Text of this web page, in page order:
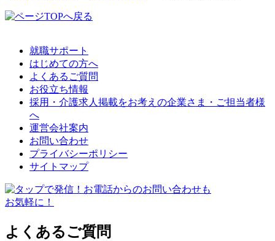
就職サポート
はじめての方へ
よくあるご質問
お役立ち情報
採用・介護求人掲載をお考えの企業さま・ご担当者様
へ
運営会社案内
お問い合わせ
プライバシーポリシー
サイトマップ
よくあるご質問